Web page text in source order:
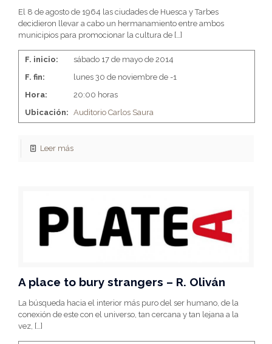
El 8 de agosto de 1964 las ciudades de Huesca y Tarbes
decidieron llevar a cabo un hermanamiento entre ambos
municipios para promocionar la cultura de […]
F. inicio:
sábado 17 de mayo de 2014
F. fin:
lunes 30 de noviembre de -1
Hora:
20:00 horas
Ubicación: Auditorio Carlos Saura
Leer más
A place to bury strangers – R. Oliván
La búsqueda hacia el interior más puro del ser humano, de la
conexión de este con el universo, tan cercana y tan lejana a la
vez, […]